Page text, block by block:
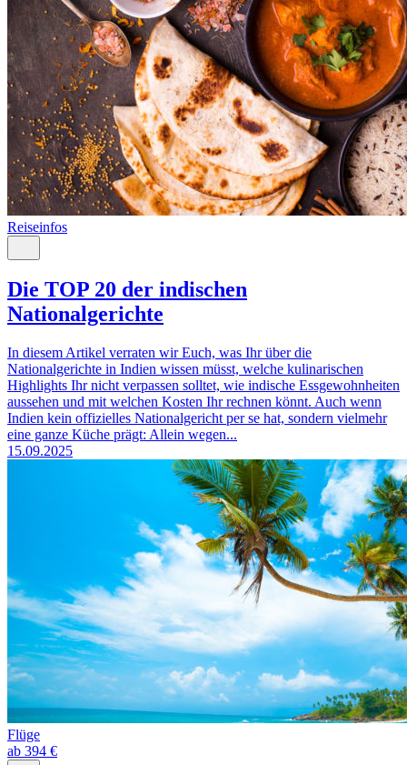
Reiseinfos
Die TOP 20 der indischen
Nationalgerichte
In diesem Artikel verraten wir Euch, was Ihr über die
Nationalgerichte in Indien wissen müsst, welche kulinarischen
Highlights Ihr nicht verpassen solltet, wie indische Essgewohnheiten
aussehen und mit welchen Kosten Ihr rechnen könnt. Auch wenn
Indien kein offizielles Nationalgericht per se hat, sondern vielmehr
eine ganze Küche prägt: Allein wegen...
15.09.2025
Flüge
ab 394 €